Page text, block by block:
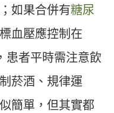
如果合併有糖尿
血壓應控制在
患者平時需注意飲
菸酒、規律運
簡單，但其實都